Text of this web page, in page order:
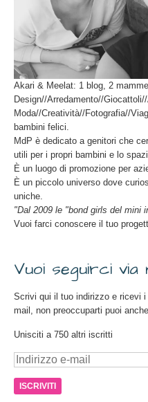
Akari & Meelat: 1 blog, 2
Design//Arredamento//
Moda//Creatività//Fotografia//
bambini felici.
MdP è dedicato a genitori che
utili per i propri bambini e lo
È un luogo di promozione per
È un piccolo universo dove
uniche.
"Dal 2009 le "bond girls del mini
Vuoi farci conoscere il tuo
Vuoi seguirci via
Scrivi qui il tuo indirizzo e ricevi
mail, non preoccuparti puoi
Unisciti a 750 altri iscritti
Indirizzo
mail